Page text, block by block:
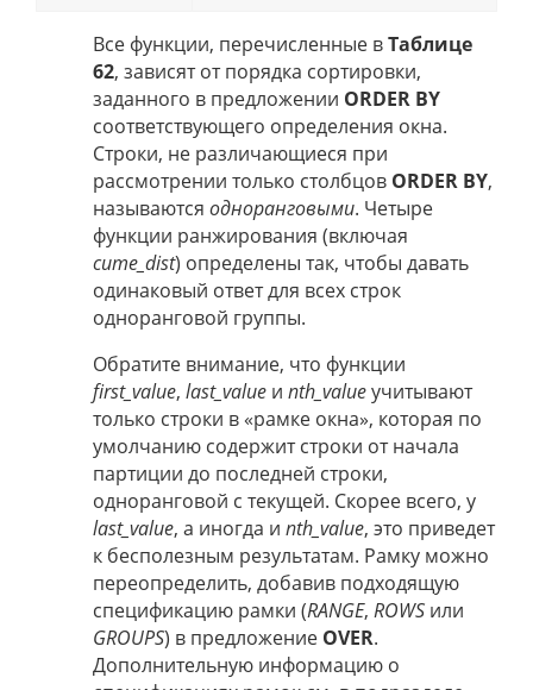
Все функции, перечисленные вТаблице
62, зависят от порядка сортировки,
заданного в предложении ORDER BY
соответствующего определения окна.
Строки, не различающиеся при
рассмотрении только столбцов ORDER BY,
называются одноранговыми. Четыре
функции ранжирования (включая
cume_dist) определены так, чтобы давать
одинаковый ответ для всех строк
одноранговой группы.
Обратите внимание, что функции
first_value, last_value и nth_valueучитывают
только строки в «рамке окна», которая по
умолчанию содержит строки от начала
партиции до последней строки,
одноранговой с текущей. Скорее всего, у
last_value, а иногда и nth_value, это приведет
к бесполезным результатам. Рамку можно
переопределить, добавив подходящую
спецификацию рамки (RANGE, ROWS или
GROUPS) в предложение OVER.
Дополнительную информацию о